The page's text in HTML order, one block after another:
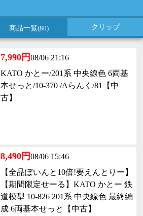
商品一覧(80) クリップ
7,990円08/06 21:16
KATO かとー/201系 中央線色 6両基
本せっと/10-370 /Aらんく/81【中
古】
8,490円08/06 15:46
【全品ぽいんと10倍!要えんとりー】
【期間限定せーる】KATO かとー 鉄
道模型 10-826 201系 中央線色 最終編
成 6両基本せっと【中古】